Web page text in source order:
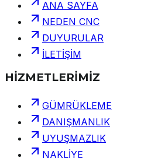
ANA SAYFA
NEDEN CNC
DUYURULAR
İLETİŞİM
HİZMETLERİMİZ
GÜMRÜKLEME
DANIŞMANLIK
UYUŞMAZLIK
NAKLİYE